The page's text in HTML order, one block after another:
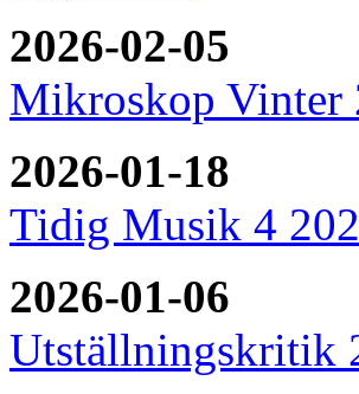
2026-02-05
Mikroskop Vinter
2026-01-18
Tidig Musik 4
2026-01-06
Utställningskritik